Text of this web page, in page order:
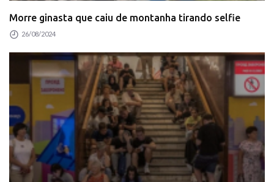
Morre ginasta que caiu de montanha tirando selfie
26/08/2024